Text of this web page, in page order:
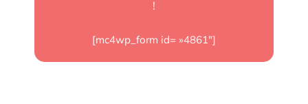
!
[mc4wp_form id= »4861″]